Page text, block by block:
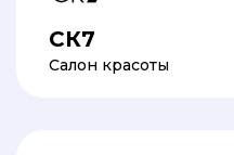
СК7
Салон красоты